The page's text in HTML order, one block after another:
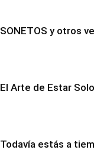
SONETOS y otros
El Arte de Estar Solo
Todavía estás a